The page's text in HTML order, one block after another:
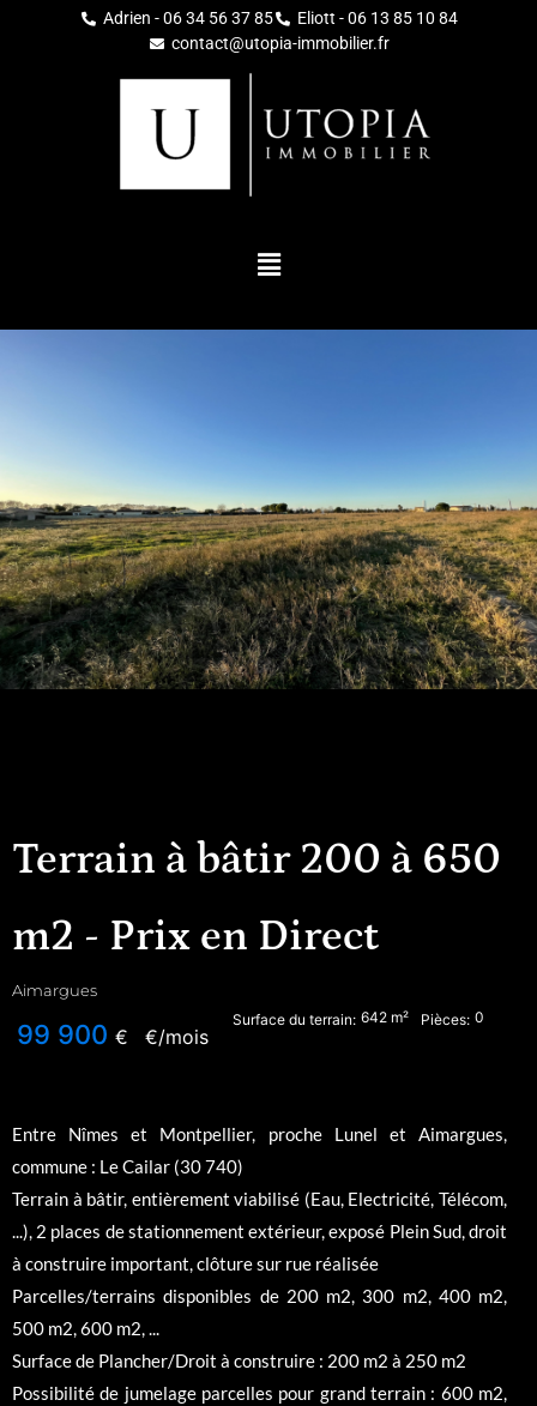
Adrien - 06 34 56 37 85
Eliott - 06 13 85 10 84
contact@utopia-immobilier.fr
Terrain à bâtir 200 à 650
m2 - Prix en Direct
Aimargues
99 900 € €/mois
Surface du terrain: 642 m² Pièces: 0
Entre Nîmes et Montpellier, proche Lunel et Aimargues,
commune : Le Cailar (30 740)
Terrain à bâtir, entièrement viabilisé (Eau, Electricité, Télécom,
...), 2 places de stationnement extérieur, exposé Plein Sud, droit
à construire important, clôture sur rue réalisée
Parcelles/terrains disponibles de 200 m2, 300 m2, 400 m2,
500 m2, 600 m2, ...
Surface de Plancher/Droit à construire : 200 m2 à 250 m2
Possibilité de jumelage parcelles pour grand terrain : 600 m2,